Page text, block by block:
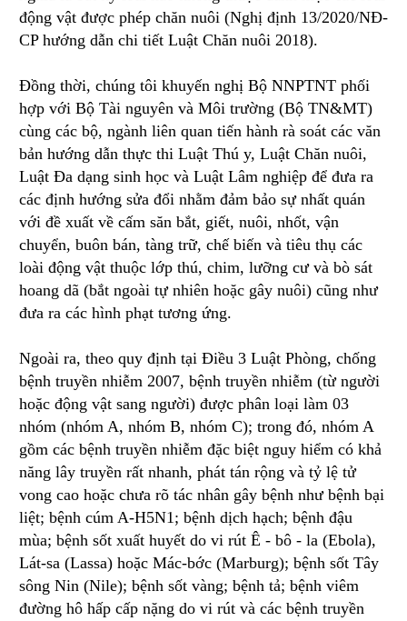
động vật được phép chăn nuôi (Nghị định 13/2020/NĐ-
CP hướng dẫn chi tiết Luật Chăn nuôi 2018).
Đồng thời, chúng tôi khuyến nghị Bộ NNPTNT phối
hợp với Bộ Tài nguyên và Môi trường (Bộ TN&MT)
cùng các bộ, ngành liên quan tiến hành rà soát các văn
bản hướng dẫn thực thi Luật Thú y, Luật Chăn nuôi,
Luật Đa dạng sinh học và Luật Lâm nghiệp để đưa ra
các định hướng sửa đổi nhằm đảm bảo sự nhất quán
với đề xuất về cấm săn bắt, giết, nuôi, nhốt, vận
chuyển, buôn bán, tàng trữ, chế biến và tiêu thụ các
loài động vật thuộc lớp thú, chim, lưỡng cư và bò sát
hoang dã (bắt ngoài tự nhiên hoặc gây nuôi) cũng như
đưa ra các hình phạt tương ứng.
Ngoài ra, theo quy định tại Điều 3 Luật Phòng, chống
bệnh truyền nhiễm 2007, bệnh truyền nhiễm (từ người
hoặc động vật sang người) được phân loại làm 03
nhóm (nhóm A, nhóm B, nhóm C); trong đó, nhóm A
gồm các bệnh truyền nhiễm đặc biệt nguy hiểm có khả
năng lây truyền rất nhanh, phát tán rộng và tỷ lệ tử
vong cao hoặc chưa rõ tác nhân gây bệnh như bệnh bại
liệt; bệnh cúm A-H5N1; bệnh dịch hạch; bệnh đậu
mùa; bệnh sốt xuất huyết do vi rút Ê - bô - la (Ebola),
Lát-sa (Lassa) hoặc Mác-bớc (Marburg); bệnh sốt Tây
sông Nin (Nile); bệnh sốt vàng; bệnh tả; bệnh viêm
đường hô hấp cấp nặng do vi rút và các bệnh truyền